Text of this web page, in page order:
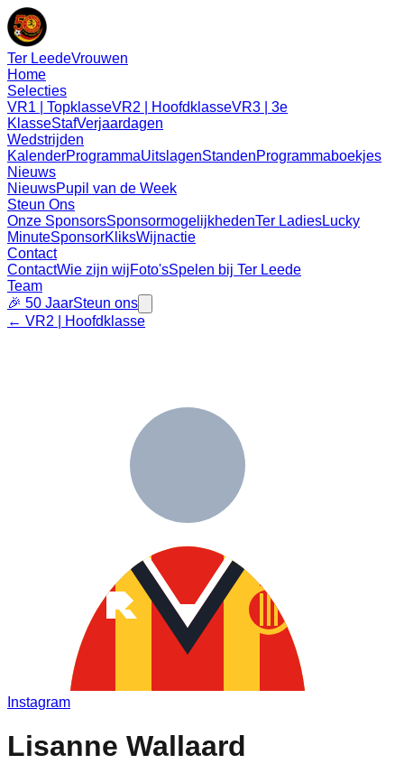
Ter LeedeVrouwen
Home
Selecties
VR1 | TopklasseVR2 | HoofdklasseVR3 | 3e
KlasseStafVerjaardagen
Wedstrijden
KalenderProgrammaUitslagenStandenProgrammaboekjes
Nieuws
NieuwsPupil van de Week
Steun Ons
Onze SponsorsSponsormogelijkhedenTer LadiesLucky
MinuteSponsorKliksWijnactie
Contact
ContactWie zijn wijFoto'sSpelen bij Ter Leede
Team
🎉 50 JaarSteun ons
← VR2 Hoofdklasse
Instagram
Lisanne Wallaard